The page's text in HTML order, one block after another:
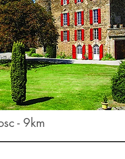
- 9km